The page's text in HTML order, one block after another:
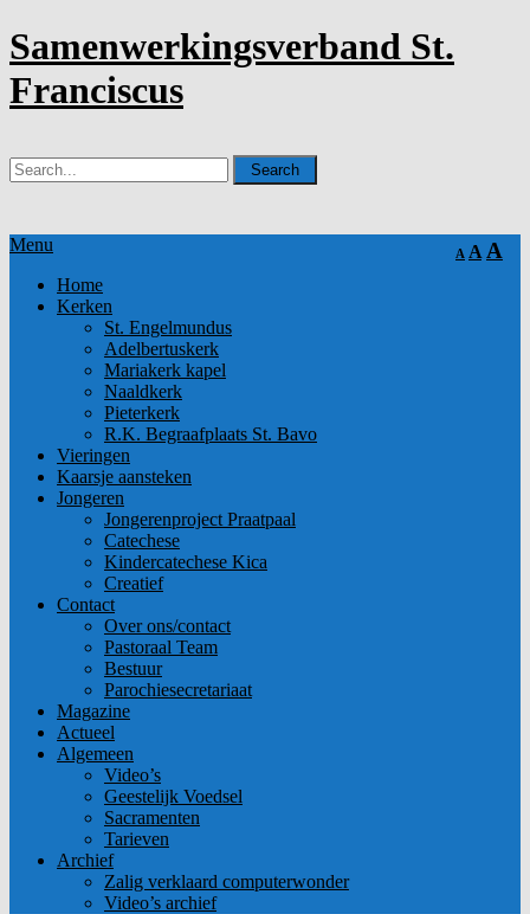
Samenwerkingsverband St.
Franciscus
A A A
Menu
Home
Kerken
St. Engelmundus
Adelbertuskerk
Mariakerk kapel
Naaldkerk
Pieterkerk
R.K. Begraafplaats St. Bavo
Vieringen
Kaarsje aansteken
Jongeren
Jongerenproject Praatpaal
Catechese
Kindercatechese Kica
Creatief
Contact
Over ons/contact
Pastoraal Team
Bestuur
Parochiesecretariaat
Magazine
Actueel
Algemeen
Video’s
Geestelijk Voedsel
Sacramenten
Tarieven
Archief
Zalig verklaard computerwonder
Video’s archief